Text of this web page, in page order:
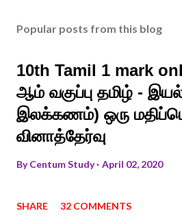
Popular posts from this blog
10th Tamil 1 mark
ஆம் வகுப்பு தமிழ் -
இலக்கணம்) ஒரு
வினாத்தேர்வு
ByCentum Study April 02, 2020
SHARE 32 COMMENTS